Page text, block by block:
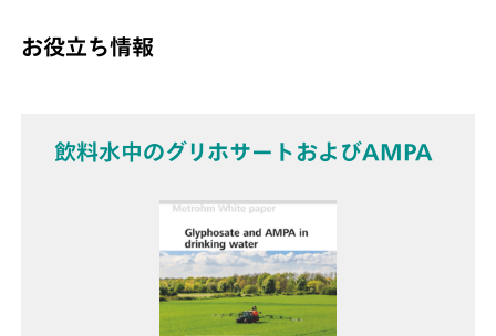
お役立ち情報
飲料水中のグリホサートおよびAMPA